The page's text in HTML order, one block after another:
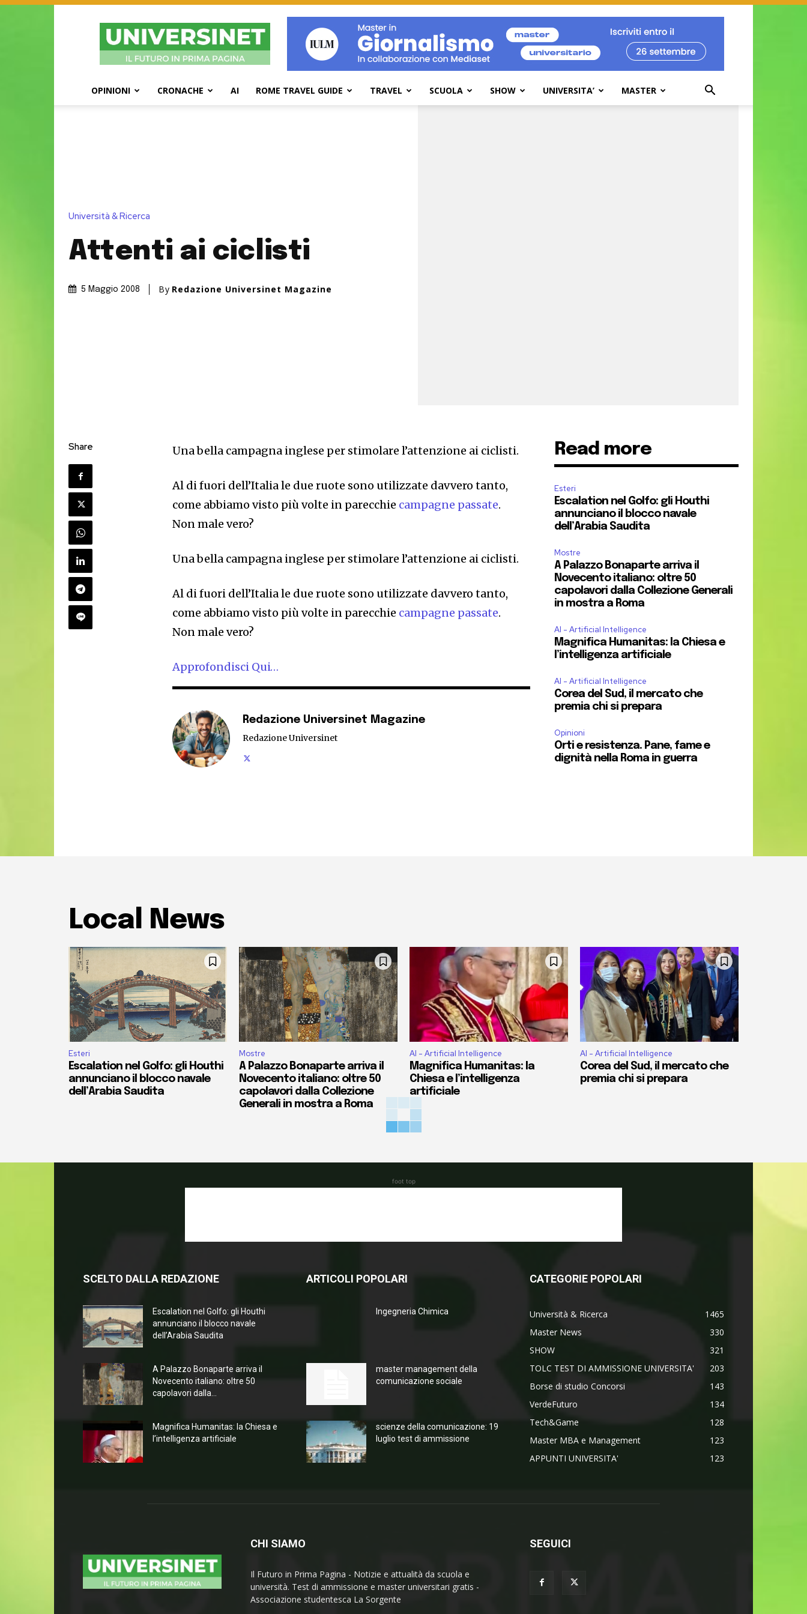
UniversiNet
Magazine
OPINIONI CRONACHE AI ROME TRAVEL GUIDE TRAVEL SCUOLA SHOW UNIVERSITA’ MASTER
Università & Ricerca
Attenti ai ciclisti
5 Maggio 2008 By Redazione Universinet Magazine
Share Una bella campagna inglese per stimolare l’attenzione ai ciclisti.
Al di fuori dell’Italia le due ruote sono utilizzate davvero tanto,
come abbiamo visto più volte in parecchie campagne passate.
Non male vero?
Una bella campagna inglese per stimolare l’attenzione ai ciclisti.
Al di fuori dell’Italia le due ruote sono utilizzate davvero tanto,
come abbiamo visto più volte in parecchie campagne passate.
Non male vero?
Approfondisci Qui…
Redazione Universinet Magazine
Redazione Universinet
Read more
Esteri
Escalation nel Golfo: gli Houthi
annunciano il blocco navale
dell’Arabia Saudita
Mostre
A Palazzo Bonaparte arriva il
Novecento italiano: oltre 50
capolavori dalla Collezione Generali
in mostra a Roma
AI - Artificial Intelligence
Magnifica Humanitas: la Chiesa e
l’intelligenza artificiale
AI - Artificial Intelligence
Corea del Sud, il mercato che
premia chi si prepara
Opinioni
Orti e resistenza. Pane, fame e
dignità nella Roma in guerra
Local News
Esteri
Escalation nel Golfo: gli Houthi
annunciano il blocco navale
dell’Arabia Saudita
Mostre
A Palazzo Bonaparte arriva il
Novecento italiano: oltre 50
capolavori dalla Collezione
Generali in mostra a Roma
AI - Artificial Intelligence
Magnifica Humanitas: la
Chiesa e l’intelligenza
artificiale
AI - Artificial Intelligence
Corea del Sud, il mercato che
premia chi si prepara
foot top
SCELTO DALLA REDAZIONE
Escalation nel Golfo: gli Houthi
annunciano il blocco navale
dell’Arabia Saudita
A Palazzo Bonaparte arriva il
Novecento italiano: oltre 50
capolavori dalla...
Magnifica Humanitas: la Chiesa e
l’intelligenza artificiale
ARTICOLI POPOLARI
Ingegneria Chimica
master management della
comunicazione sociale
scienze della comunicazione: 19
luglio test di ammissione
CATEGORIE POPOLARI
Università & Ricerca
1465
Master News
330
SHOW
321
TOLC TEST DI AMMISSIONE UNIVERSITA'
203
Borse di studio Concorsi
143
VerdeFuturo
134
Tech&Game
128
Master MBA e Management
123
APPUNTI UNIVERSITA'
123
CHI SIAMO
Il Futuro in Prima Pagina - Notizie e attualità da scuola e
università. Test di ammissione e master universitari gratis -
Associazione studentesca La Sorgente
SEGUICI